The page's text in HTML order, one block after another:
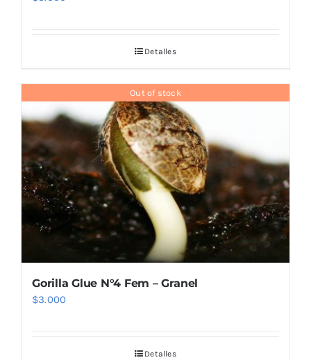
Detalles
Out of stock
Gorilla Glue N°4 Fem – Granel
$3.000
Detalles